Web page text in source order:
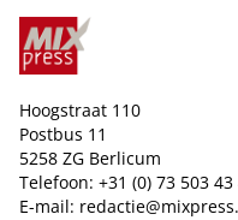
Hoogstraat 110
Postbus 11
5258 ZG Berlicum
Telefoon: +31 (0) 73 503 43
E-mail: